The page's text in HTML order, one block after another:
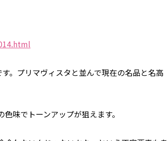
。プリマヴィスタと並んで現在の名品と名高
味でトーンアップが狙えます。